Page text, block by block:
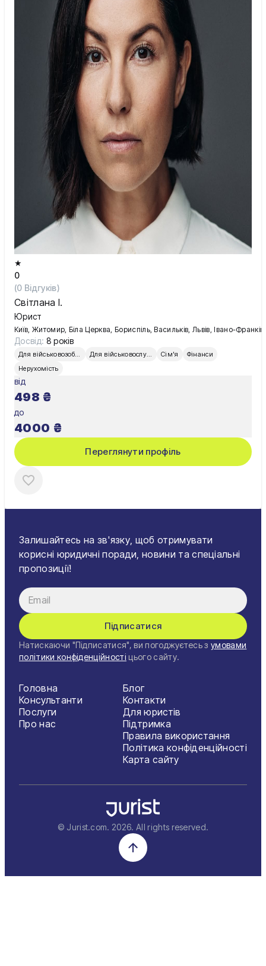
★
0
(0 Відгуків)
Світлана І.
Юрист
Київ, Житомир, Біла Церква, Бориспіль, Васильків, Львів, Івано-
Досвід: 8 років
Сім'я
Фінанси
Нерухомість
від
498 ₴
до
4000 ₴
Переглянути профіль
Залишайтесь на зв'язку, щоб отримувати
корисні юридичні поради, новини та спеціальні
пропозиції!
Підписатися
Натискаючи "Підписатися", ви погоджуєтесь з умовами
політики конфіденційності цього сайту.
Головна
Консультанти
Послуги
Про нас
Блог
Контакти
Для юристів
Підтримка
Правила використання
Політика конфіденційності
Карта сайту
© Jurist.com. 2026. All rights reserved.